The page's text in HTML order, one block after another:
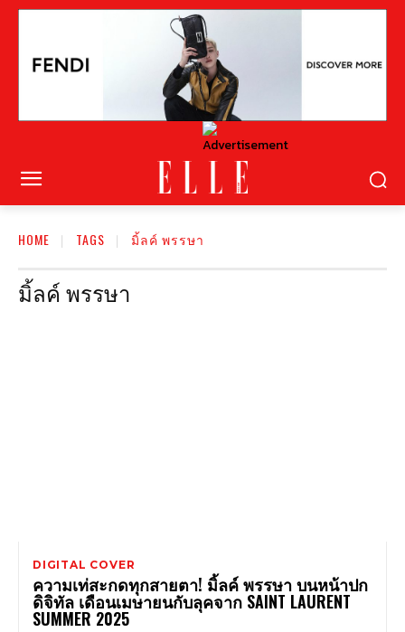
HOME TAGS มิ้ลค์ พรรษา
มิ้ลค์ พรรษา
DIGITAL COVER
ความเท่สะกดทุกสายตา! มิ้ลค์ พรรษา บนหน้าปก
ดิจิทัล เดือนเมษายนกับลุคจาก SAINT LAURENT
SUMMER 2025